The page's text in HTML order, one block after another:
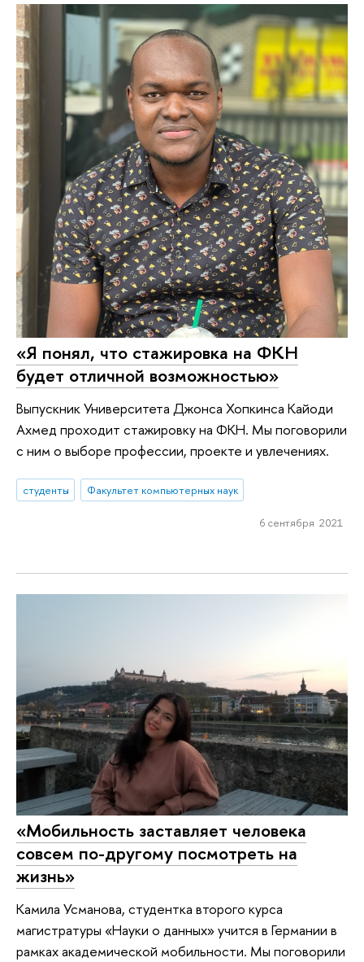
«Я понял, что стажировка на ФКН
будет отличной возможностью»
Выпускник Университета Джонса Хопкинса Кайоди
Ахмед проходит стажировку на ФКН. Мы поговорили
с ним о выборе профессии, проекте и увлечениях.
студенты Факультет компьютерных наук
6 сентября 2021
«Мобильность заставляет человека
совсем по-другому посмотреть на
жизнь»
Камила Усманова, студентка второго курса
магистратуры «Науки о данных» учится в Германии в
рамках академической мобильности. Мы поговорили